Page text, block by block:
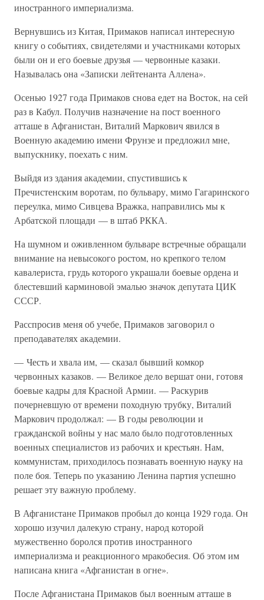
иностранного империализма.
Вернувшись из Китая, Примаков написал интересную
книгу о событиях, свидетелями и участниками которых
были он и его боевые друзья — червонные казаки.
Называлась она «Записки лейтенанта Аллена».
Осенью 1927 года Примаков снова едет на Восток, на сей
раз в Кабул. Получив назначение на пост военного
атташе в Афганистан, Виталий Маркович явился в
Военную академию имени Фрунзе и предложил мне,
выпускнику, поехать с ним.
Выйдя из здания академии, спустившись к
Пречистенским воротам, по бульвару, мимо Гагаринского
переулка, мимо Сивцева Вражка, направились мы к
Арбатской площади — в штаб РККА.
На шумном и оживленном бульваре встречные обращали
внимание на невысокого ростом, но крепкого телом
кавалериста, грудь которого украшали боевые ордена и
блестевший карминовой эмалью значок депутата ЦИК
СССР.
Расспросив меня об учебе, Примаков заговорил о
преподавателях академии.
— Честь и хвала им, — сказал бывший комкор
червонных казаков. — Великое дело вершат они, готовя
боевые кадры для Красной Армии. — Раскурив
почерневшую от времени походную трубку, Виталий
Маркович продолжал: — В годы революции и
гражданской войны у нас мало было подготовленных
военных специалистов из рабочих и крестьян. Нам,
коммунистам, приходилось познавать военную науку на
поле боя. Теперь по указанию Ленина партия успешно
решает эту важную проблему.
В Афганистане Примаков пробыл до конца 1929 года. Он
хорошо изучил далекую страну, народ которой
мужественно боролся против иностранного
империализма и реакционного мракобесия. Об этом им
написана книга «Афганистан в огне».
После Афганистана Примаков был военным атташе в